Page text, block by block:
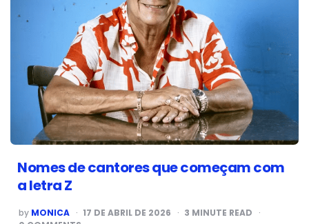
Nomes de cantores que começam com
a letra Z
POSTED
BY
by MONICA 17 DE ABRIL DE 2026 3 MINUTE READ